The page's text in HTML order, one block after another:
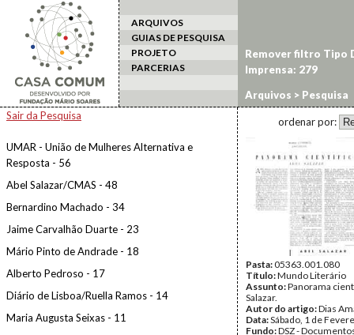
ARQUIVOS
GUIAS DE PESQUISA
PROJETO
PARCERIAS
Arquivos > Pesquisa
Sair da Pesquisa
UMAR - União de Mulheres Alternativa e
Resposta - 56
Abel Salazar/CMAS - 48
Bernardino Machado - 34
Jaime Carvalhão Duarte - 23
Mário Pinto de Andrade - 18
Alberto Pedroso - 17
Diário de Lisboa/Ruella Ramos - 14
Maria Augusta Seixas - 11
Remover filtro Tipo
Imprensa: 279
ordenar por:
Pasta:05363.001.080
Título:Mundo Literário
Assunto:Panorama
Salazar.
Autor do artigo:Dias
Data:Sábado, 1 de
Fundo:DSZ -